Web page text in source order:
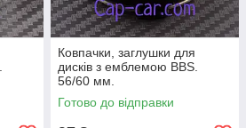
Ковпачки, заглушки для
дисків з емблемою BBS.
56/60 мм.
Готово до відправки